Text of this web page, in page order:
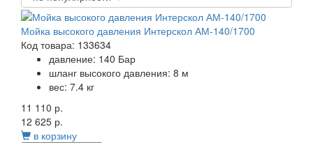
Мойка высокого давления Интерскол АМ-140/1700
Код товара: 133634
давление: 140 Бар
шланг высокого давления: 8 м
вес: 7.4 кг
11 110 р.
12 625 р.
в корзину